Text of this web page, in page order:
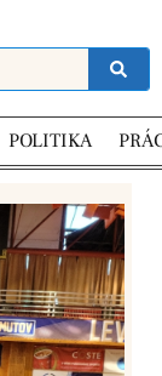
POLITIKA